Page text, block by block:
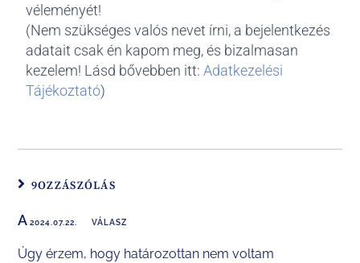
véleményét!
(Nem szükséges valós nevet írni, a bejelentkezés
adatait csak én kapom meg, és bizalmasan
kezelem! Lásd bővebben itt:Adatkezelési
Tájékoztató)
9OZZÁSZÓLÁS
A2024.07.22. VÁLASZ
Úgy érzem, hogy határozottan nem voltam